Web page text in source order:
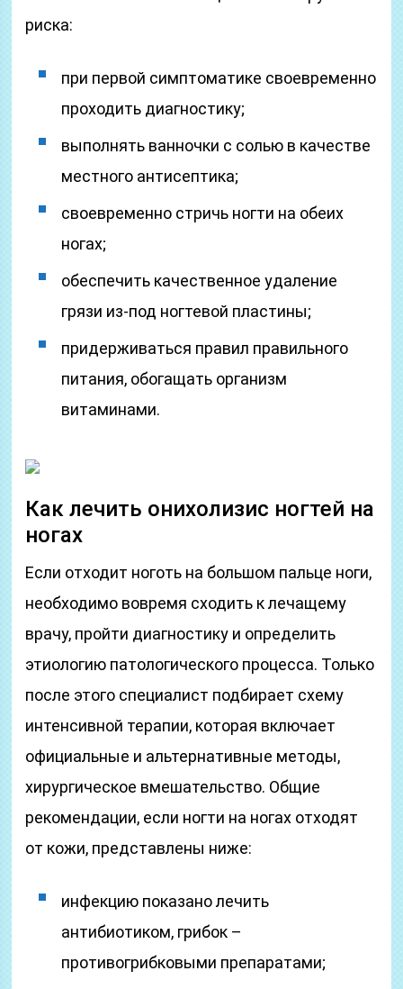
риска:
при первой симптоматике своевременно
проходить диагностику;
выполнять ванночки с солью в качестве
местного антисептика;
своевременно стричь ногти на обеих
ногах;
обеспечить качественное удаление
грязи из-под ногтевой пластины;
придерживаться правил правильного
питания, обогащать организм
витаминами.
Как лечить онихолизис ногтей на
ногах
Если отходит ноготь на большом пальце ноги,
необходимо вовремя сходить к лечащему
врачу, пройти диагностику и определить
этиологию патологического процесса. Только
после этого специалист подбирает схему
интенсивной терапии, которая включает
официальные и альтернативные методы,
хирургическое вмешательство. Общие
рекомендации, если ногти на ногах отходят
от кожи, представлены ниже:
инфекцию показано лечить
антибиотиком, грибок –
противогрибковыми препаратами;